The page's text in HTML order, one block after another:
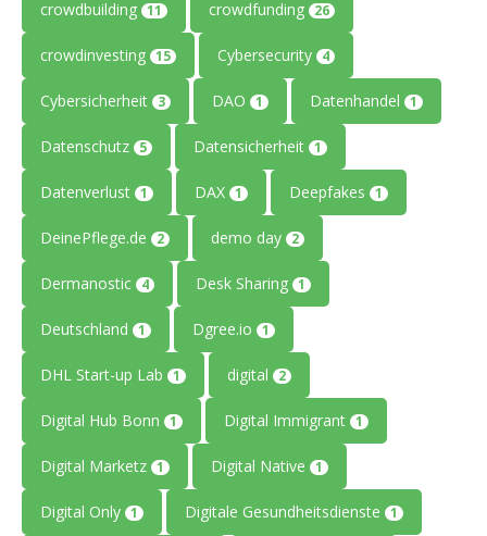
crowdbuilding 11 crowdfunding 26
crowdinvesting 15 Cybersecurity 4
Cybersicherheit 3 DAO 1 Datenhandel 1
Datenschutz 5 Datensicherheit 1
Datenverlust 1 DAX 1 Deepfakes 1
DeinePflege.de 2 demo day 2
Dermanostic 4 Desk Sharing 1
Deutschland 1 Dgree.io 1
DHL Start-up Lab 1 digital 2
Digital Hub Bonn 1 Digital Immigrant 1
Digital Marketz 1 Digital Native 1
Digital Only 1 Digitale Gesundheitsdienste 1